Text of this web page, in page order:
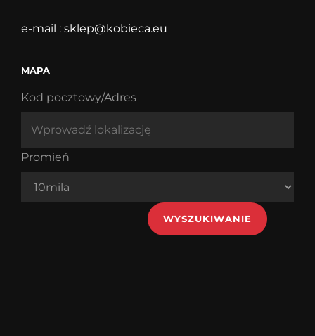
e-mail : sklep@kobieca.eu
MAPA
Kod pocztowy/Adres
Promień